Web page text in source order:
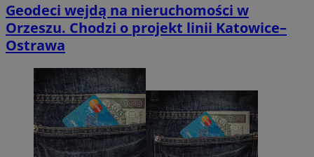
Geodeci wejdą na nieruchomości w
Orzeszu. Chodzi o projekt linii Katowice–
Ostrawa